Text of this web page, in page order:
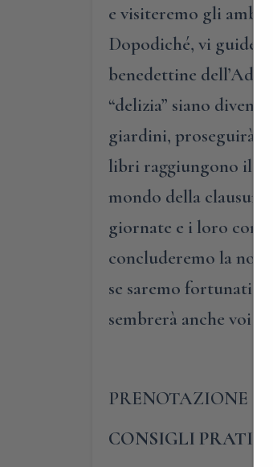
e visiteremo gli
Dopodiché, vi
benedettine
“delizia” siano
giardini, proseguirà
libri raggiungono il
mondo della
giornate e i loro
concluderemo la
se saremo fortunati,
sembrerà anche voi
PRENOTAZIONE
CONSIGLI PRATICI